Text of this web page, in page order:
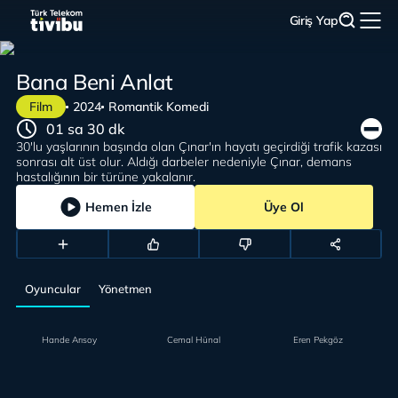
Giriş Yap
Film 2024 Romantik Komedi
Bana Beni Anlat
30'lu yaşlarının başında olan Çınar'ın hayatı geçirdiği trafik kazası
sonrası alt üst olur. Aldığı darbeler nedeniyle Çınar, demans
hastalığının bir türüne yakalanır.
01 sa 30 dk
Hemen İzle Üye Ol
Oyuncular Yönetmen
Hande Arısoy Cemal Hünal Eren Pekgöz